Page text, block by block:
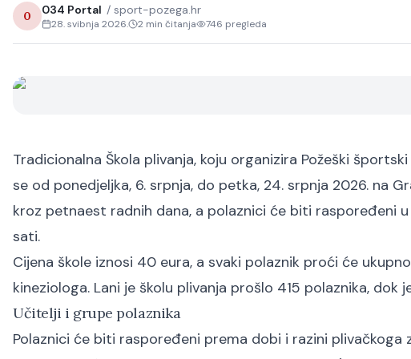
0 034 Portal / sport-pozega.hr
28. svibnja 2026. 2 min čitanja 746 pregleda
Tradicionalna Škola plivanja, koju organizira Požeški
se od ponedjeljka, 6. srpnja, do petka, 24. srpnja 2026. na
kroz petnaest radnih dana, a polaznici će biti raspoređeni
sati.
Cijena škole iznosi 40 eura, a svaki polaznik proći će
kineziologa. Lani je školu plivanja prošlo 415 polaznika,
Učitelji i grupe polaznika
Polaznici će biti raspoređeni prema dobi i razini plivačkoga